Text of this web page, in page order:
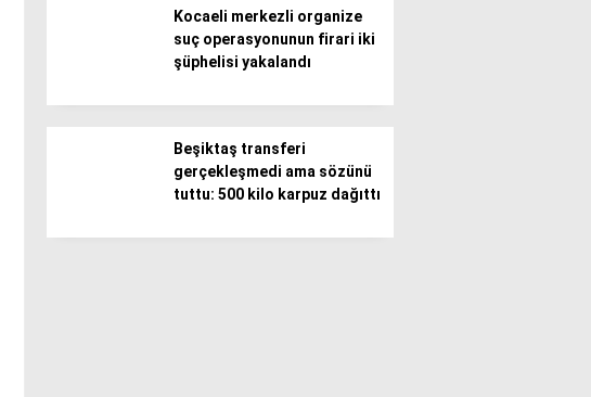
Kocaeli merkezli organize
suç operasyonunun firari iki
şüphelisi yakalandı
Beşiktaş transferi
gerçekleşmedi ama sözünü
tuttu: 500 kilo karpuz dağıttı